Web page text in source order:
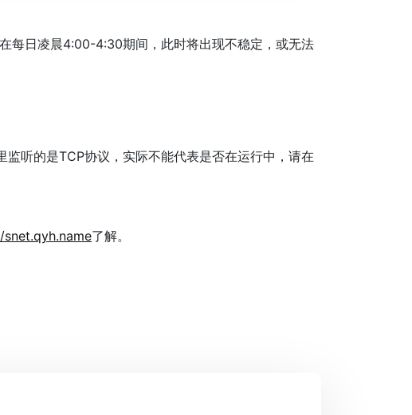
每日凌晨4:00-4:30期间，此时将出现不稳定，或无法
听的是TCP协议，实际不能代表是否在运行中，请在
了解。